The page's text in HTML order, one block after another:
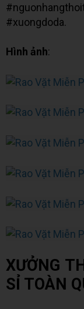
#xuongdoda.
Hình ảnh:
XƯỞNG
SỈ TOÀN